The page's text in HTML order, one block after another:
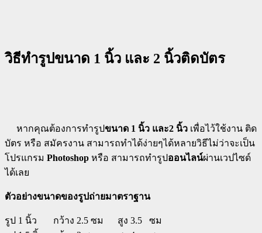
วิธีทำรูปขนาด 1 นิ้ว และ 2 นิ้วติดบัตร
หากคุณต้องการทำรูปขนาด 1 นิ้ว และ2 นิ้ว เพื่อไว้ใช้งาน ติด
บัตร หรือ สมัครงาน สามารถทำได้ง่ายๆได้หลายวิธีไม่ว่าจะเป็น
โปรแกรม Photoshop หรือ สามารถทำรูปออนไลน์ผ่านเวปไซด์
ได้เลย
ตัวอย่างขนาดของรูปถ่ายมาตราฐาน
รูป 1 นิ้ว กว้าง 2.5 ซม สูง 3.5 ซม